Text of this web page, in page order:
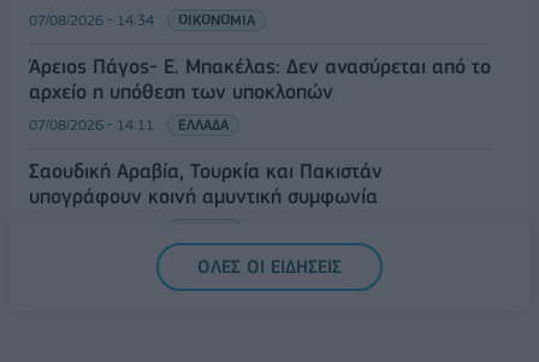
07/08/2026 - 14:34 ΟΙΚΟΝΟΜΙΑ
Άρειος Πάγος- Ε. Μπακέλας: Δεν ανασύρεται από το
αρχείο η υπόθεση των υποκλοπών
07/08/2026 - 14:11 ΕΛΛΑΔΑ
Σαουδική Αραβία, Τουρκία και Πακιστάν
υπογράφουν κοινή αμυντική συμφωνία
ΟΛΕΣ ΟΙ ΕΙΔΗΣΕΙΣ